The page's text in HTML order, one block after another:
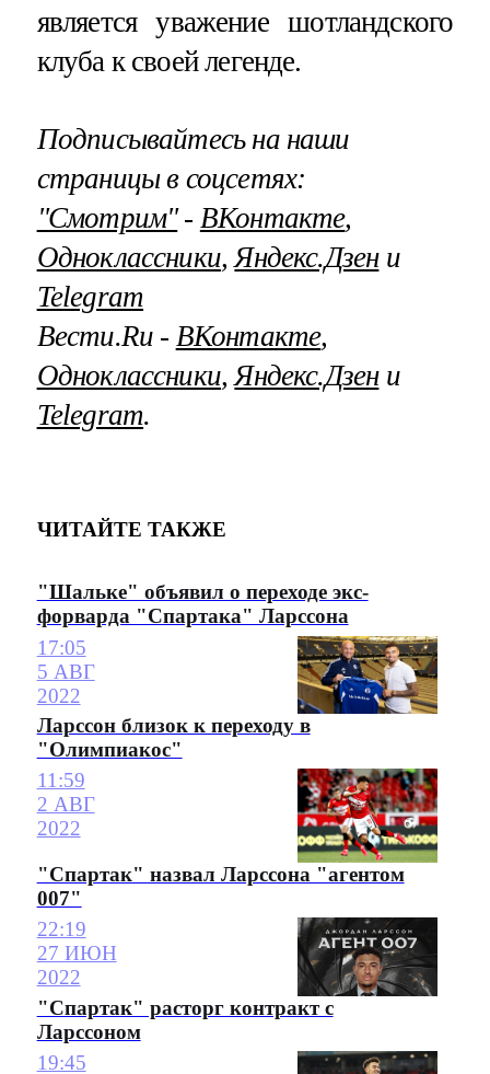
является уважение шотландского
клуба к своей легенде.
Подписывайтесь на наши
страницы в соцсетях:
"Смотрим"‐ ВКонтакте,
Одноклассники,Яндекс.Дзени
Telegram
Вести.Ru ‐ ВКонтакте,
Одноклассники,Яндекс.Дзени
Telegram.
ЧИТАЙТЕ ТАКЖЕ
"Шальке" объявил о переходе экс-
форварда "Спартака" Ларссона
17:05
5 АВГ
2022
Ларссон близок к переходу в
"Олимпиакос"
11:59
2 АВГ
2022
"Спартак" назвал Ларссона "агентом
007"
22:19
27 ИЮН
2022
"Спартак" расторг контракт с
Ларссоном
19:45